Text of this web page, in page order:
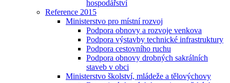
hospodářství
Reference 2015
Ministerstvo pro místní rozvoj
Podpora obnovy a rozvoje venkova
Podpora výstavby technické infrastruktury
Podpora cestovního ruchu
Podpora obnovy drobných sakrálních
staveb v obci
Ministerstvo školství, mládeže a tělovýchovy